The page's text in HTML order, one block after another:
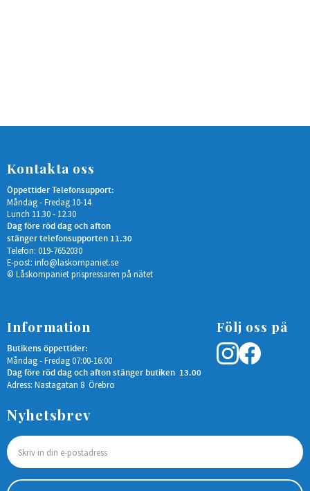
Kontakta oss
Öppettider Telefonsupport:
Måndag - Fredag 10-14
Lunch 11.30 - 12.30
Dag före röd dag och afton
stänger telefonsupporten 11.30
Telefon: 019-7652030
E-post: info@laskompaniet.se
© Låskompaniet prispressaren på nätet
Information
Butikens öppettider:
Måndag - Fredag 07:00-16:00
Dag före röd dag och afton stänger butiken 13.00
Adress: Nastagatan 8 Örebro
Följ oss på
Nyhetsbrev